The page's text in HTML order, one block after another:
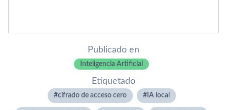
Publicado en
Inteligencia Artificial
Etiquetado
cifrado de acceso cero IA local